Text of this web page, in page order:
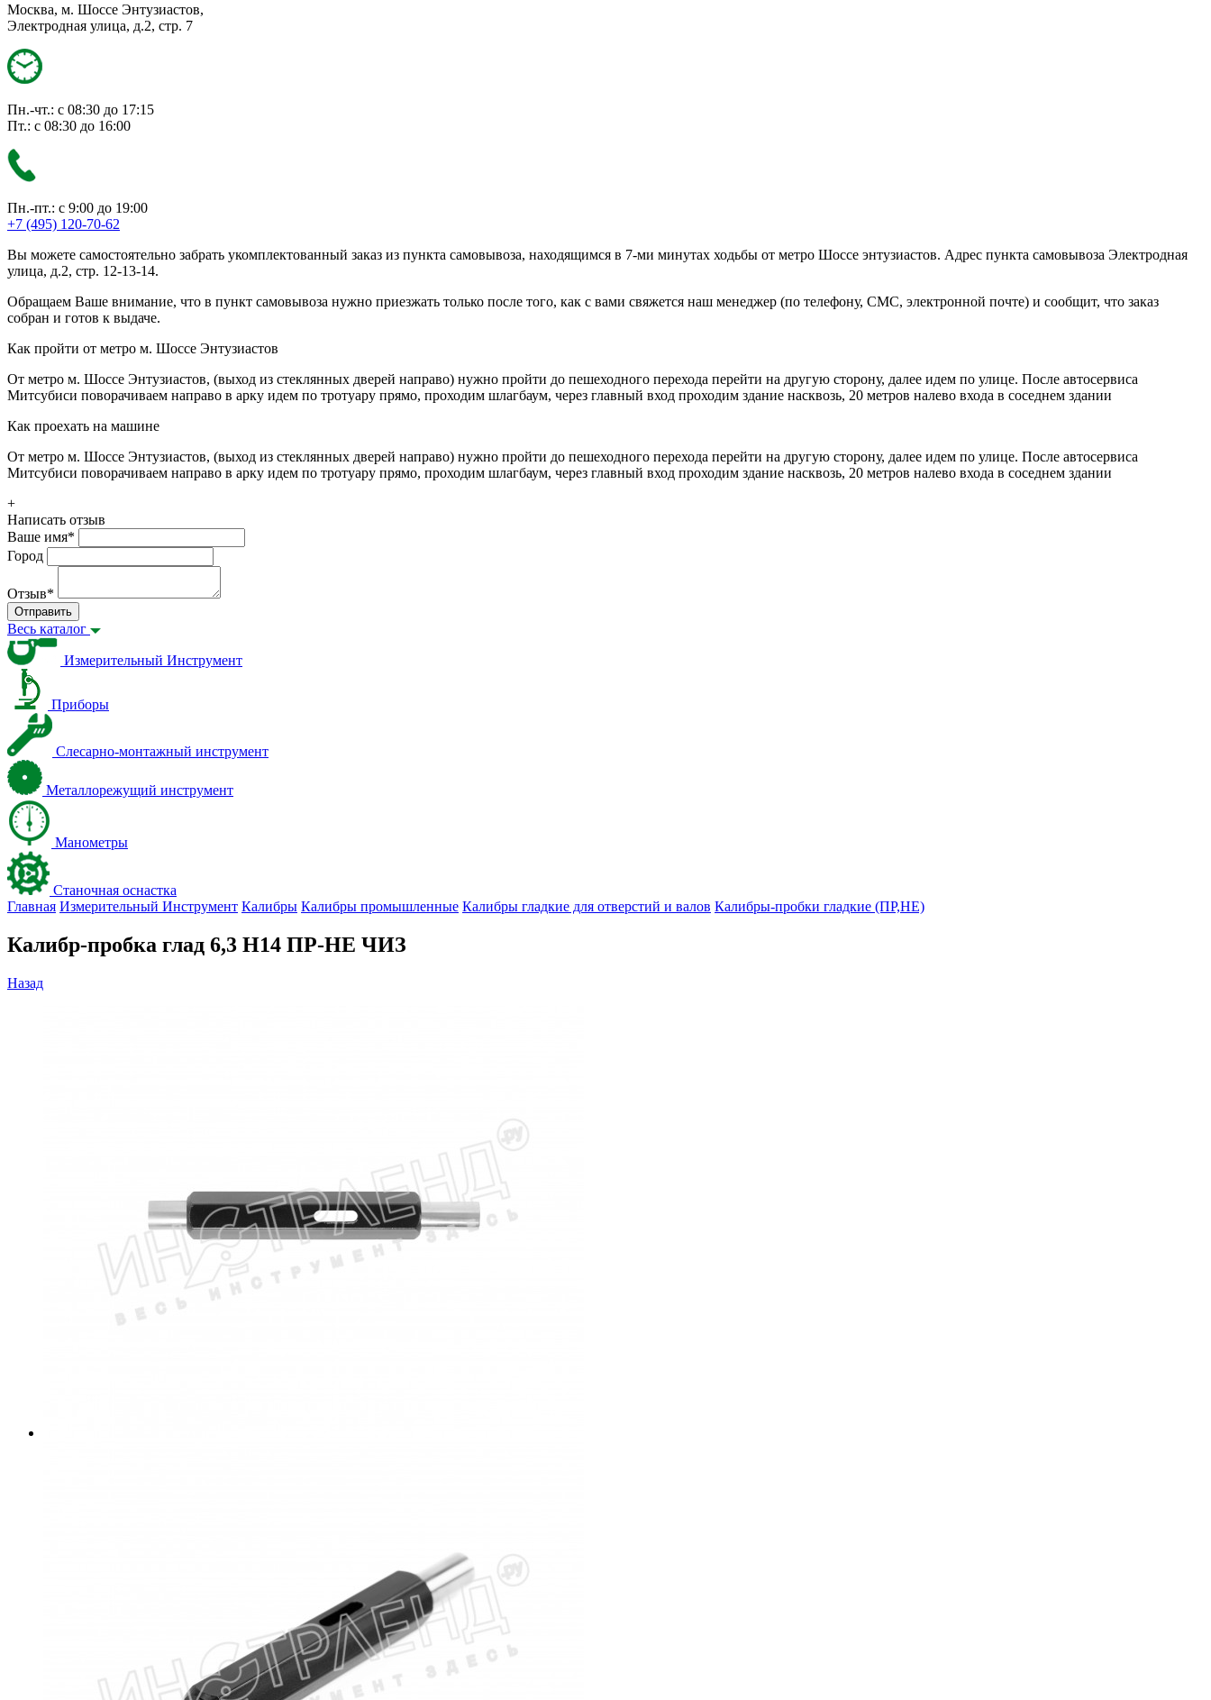
Москва, м. Шоссе Энтузиастов,
Электродная улица, д.2, стр. 7
Пн.-чт.: с 08:30 до 17:15
Пт.: с 08:30 до 16:00
Пн.-пт.: с 9:00 до 19:00
+7 (495) 120-70-62
Вы можете самостоятельно забрать укомплектованный заказ из пункта самовывоза, находящимся в 7-ми минутах ходьбы от метро Шоссе энтузиастов. Адрес пункта самовывоза Электродная
улица, д.2, стр. 12-13-14.
Обращаем Ваше внимание, что в пункт самовывоза нужно приезжать только после того, как с вами свяжется наш менеджер (по телефону, СМС, электронной почте) и сообщит, что заказ
собран и готов к выдаче.
Как пройти от метро м. Шоссе Энтузиастов
От метро м. Шоссе Энтузиастов, (выход из стеклянных дверей направо) нужно пройти до пешеходного перехода перейти на другую сторону, далее идем по улице. После автосервиса
Митсубиси поворачиваем направо в арку идем по тротуару прямо, проходим шлагбаум, через главный вход проходим здание насквозь, 20 метров налево входа в соседнем здании
Как проехать на машине
От метро м. Шоссе Энтузиастов, (выход из стеклянных дверей направо) нужно пройти до пешеходного перехода перейти на другую сторону, далее идем по улице. После автосервиса
Митсубиси поворачиваем направо в арку идем по тротуару прямо, проходим шлагбаум, через главный вход проходим здание насквозь, 20 метров налево входа в соседнем здании
+
Написать отзыв
Ваше имя*
Город
Отзыв*
Отправить
Весь каталог
Измерительный Инструмент
Приборы
Слесарно-монтажный инструмент
Металлорежущий инструмент
Манометры
Станочная оснастка
Главная Измерительный Инструмент Калибры Калибры промышленные Калибры гладкие для отверстий и валов Калибры-пробки гладкие (ПР,НЕ)
Калибр-пробка глад 6,3 H14 ПР-НЕ ЧИЗ
Назад